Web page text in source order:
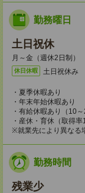
勤務曜日
土日祝休
月～金（週休2日制）
休日休暇 土日祝休み
・夏季休暇あり
・年末年始休暇あり
・有給休暇あり（10～
・産休・育休（取得率
※就業先により異なる
勤務時間
残業少